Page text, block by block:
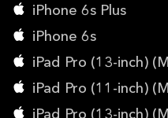
iPhone 6s Plus
iPhone 6s
iPad Pro (13-inch)
iPad Pro (11-inch)
iPad Pro (13-inch)